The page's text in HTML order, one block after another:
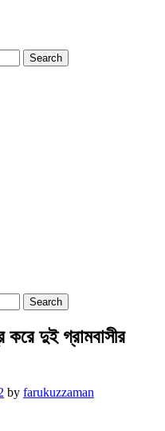
করে দুই গ্রামবাসীর
by farukuzzaman